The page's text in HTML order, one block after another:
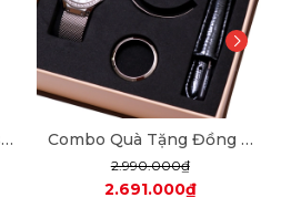
Combo Quà Tặng Julius JA-1370 + dây mesh + JSB078 Combo Quà Tặng Đồng Hồ Nữ Julius Star JS-040A Sapphire Julius Star Hàn Quốc Dây Thép (Bạc)
2.990.000₫
2.691.000₫